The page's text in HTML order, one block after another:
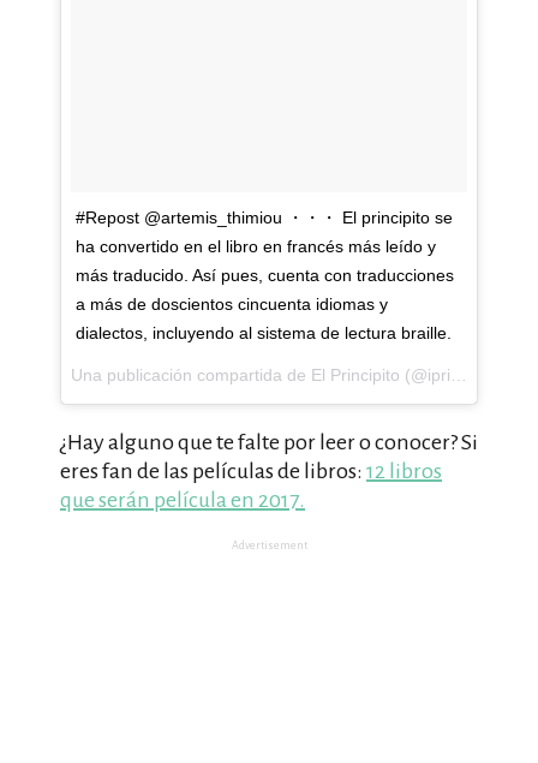
#Repost @artemis_thimiou ・・・ El principito se
ha convertido en el libro en francés más leído y
más traducido. Así pues, cuenta con traducciones
a más de doscientos cincuenta idiomas y
dialectos, incluyendo al sistema de lectura braille.
¿Hay alguno que te falte por leer o conocer? Si
eres fan de las películas de libros: 12 libros
que serán película en 2017.
Advertisement